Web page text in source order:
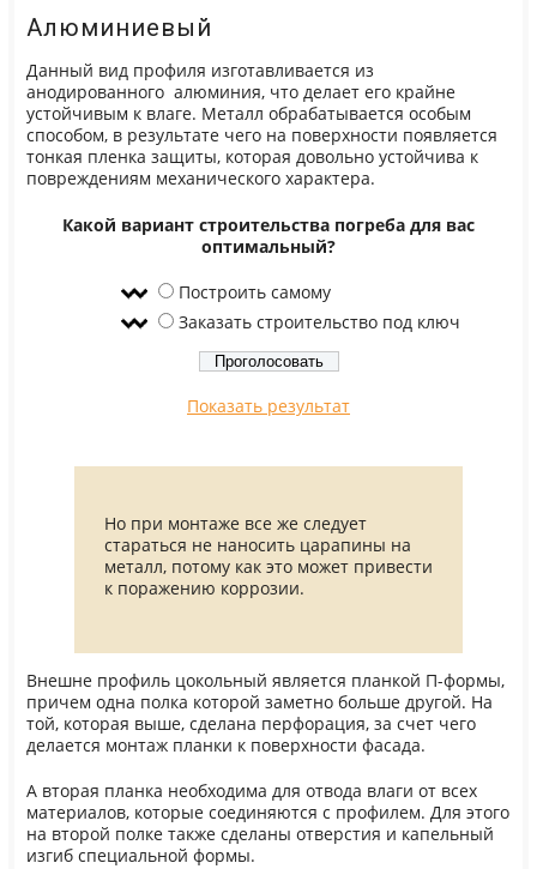
Алюминиевый
Данный вид профиля изготавливается из
анодированного алюминия, что делает его крайне
устойчивым к влаге. Металл обрабатывается особым
способом, в результате чего на поверхности появляется
тонкая пленка защиты, которая довольно устойчива к
повреждениям механического характера.
Какой вариант строительства погреба для вас
оптимальный?
Построить самому
Заказать строительство под ключ
Показать результат
Но при монтаже все же следует
стараться не наносить царапины на
металл, потому как это может привести
к поражению коррозии.
Внешне профиль цокольный является планкой П-формы,
причем одна полка которой заметно больше другой. На
той, которая выше, сделана перфорация, за счет чего
делается монтаж планки к поверхности фасада.
А вторая планка необходима для отвода влаги от всех
материалов, которые соединяются с профилем. Для этого
на второй полке также сделаны отверстия и капельный
изгиб специальной формы.